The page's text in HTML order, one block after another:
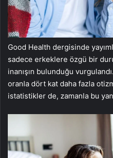
Good Health dergisinde
sadece erkeklere özgü bir
inanışın bulunduğu
oranla dört kat daha fazla otizm
istatistikler de, zamanla bu